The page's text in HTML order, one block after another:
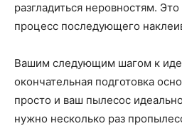
разгладиться неровностям.
процесс последующего
Вашим следующим шагом к
окончательная подготовка
просто и ваш пылесос
нужно несколько раз